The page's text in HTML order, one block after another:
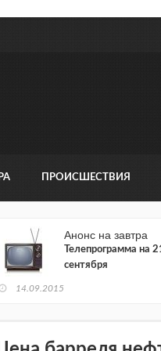
ПРОИСШЕСТВИЯ
Анонс на завтра
Телепрограмма на
сентября
14.09.2015